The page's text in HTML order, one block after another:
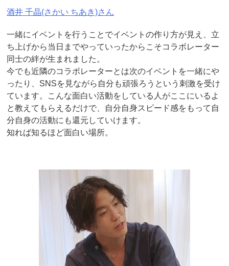
酒井 千晶(さかい ちあき)さん
一緒にイベントを行うことでイベントの作り方が見え、立
ち上げから当日までやっていったからこそコラボレーター
同士の絆が生まれました。
今でも近隣のコラボレーターとは次のイベントを一緒にや
ったり、SNSを見ながら自分も頑張ろうという刺激を受け
ています。こんな面白い活動をしている人がここにいるよ
と教えてもらえるだけで、自分自身スピード感をもって自
分自身の活動にも還元していけます。
知れば知るほど面白い場所。